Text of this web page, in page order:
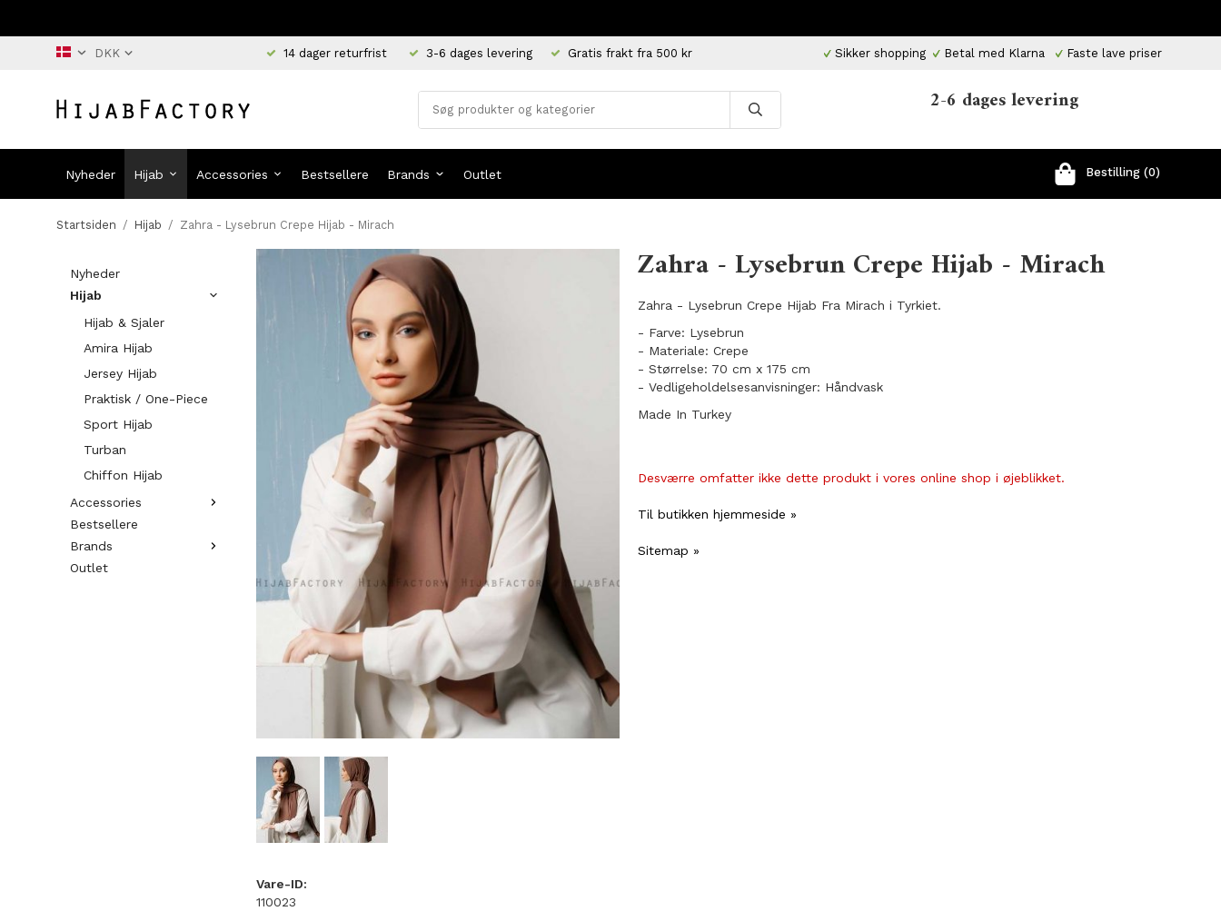
14 dager returfrist 3-6 dages levering Gratis frakt fra 500 kr Sikker shopping Betal med Klarna Faste lave priser
2-6 dages levering
Nyheder Hijab Accessories Bestsellere Brands Outlet Bestilling (0)
Startsiden / Hijab / Zahra - Lysebrun Crepe Hijab - Mirach
Nyheder
Hijab
Hijab & Sjaler
Amira Hijab
Jersey Hijab
Praktisk / One-Piece
Sport Hijab
Turban
Chiffon Hijab
Accessories
Bestsellere
Brands
Outlet
Zahra - Lysebrun Crepe Hijab - Mirach
Zahra - Lysebrun Crepe Hijab Fra Mirach i Tyrkiet.
- Farve: Lysebrun
- Materiale: Crepe
- Størrelse: 70 cm x 175 cm
- Vedligeholdelsesanvisninger: Håndvask
Made In Turkey
Desværre omfatter ikke dette produkt i vores online shop i øjeblikket.
Til butikken hjemmeside »
Sitemap »
Vare-ID:
110023